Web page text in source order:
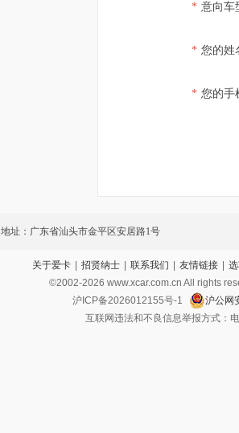
* 意向车
* 您的姓
* 您的手
地址：广东省汕头市金平区安居路1号
关于爱卡 | 招贤纳士 | 联系我们 | 友情链接 |
©2002-2026 www.xcar.com.cn All rights
沪ICP备2026012155号-1
沪公网
互联网违法和不良信息举报方式：